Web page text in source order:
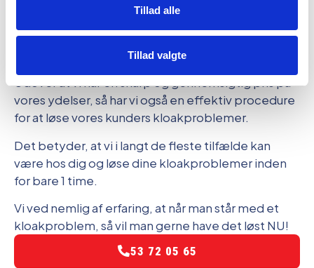
Tillad alle
Tillad valgte
Få kloakservice i Albertslund på
Udover at vi har en skarp og gennemsigtig pris på
vores ydelser, så har vi også en effektiv procedure
for at løse vores kunders kloakproblemer.
Det betyder, at vi i langt de fleste tilfælde kan
være hos dig og løse dine kloakproblemer inden
for bare 1 time.
Vi ved nemlig af erfaring, at når man står med et
kloakproblem, så vil man gerne have det løst NU!
53 72 05 65